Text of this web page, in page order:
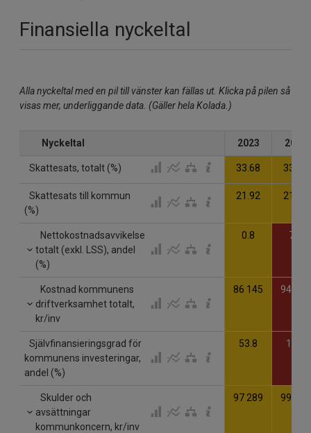
Finansiella nyckeltal
Alla nyckeltal med en pil till vänster kan fällas ut. Klicka på pilen så
visas mer, underliggande data. (Gäller hela Kolada.)
Nyckeltal 2023 2024
Skattesats, totalt (%) 33.68 33.68
Skattesats till kommun
(%)
21.92 21.92
Nettokostnadsavvikelse
totalt (exkl. LSS), andel
(%)
0.8 7.9
Kostnad kommunens
driftverksamhet totalt,
kr/inv
86 145 94 832
Självfinansieringsgrad för
kommunens investeringar,
andel (%)
53.8 14.6
Skulder och
avsättningar
kommunkoncern, kr/inv
97 289 99 387